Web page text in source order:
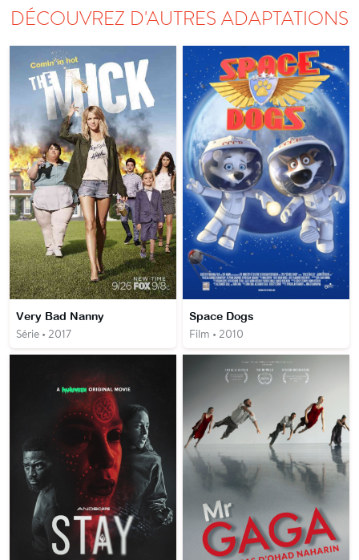
DÉCOUVREZ D'AUTRES ADAPTATIONS
Very Bad Nanny
Série • 2017
Space Dogs
Film • 2010